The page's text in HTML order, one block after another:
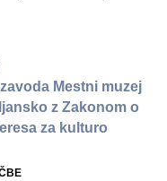
Mestni muzej
z Zakonom o
za kulturo